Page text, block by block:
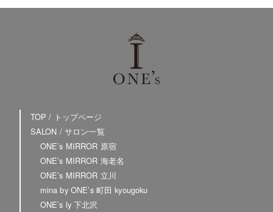
TOP / トップページ
SALON / サロン一覧
ONE’s MIRROR 原宿
ONE’s MIRROR 海老名
ONE’s MIRROR 立川
mina by ONE’s 町田 kyougoku
ONE’s ly 下北沢